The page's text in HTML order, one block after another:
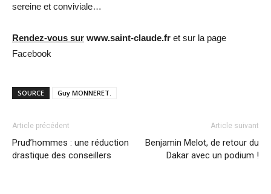
sereine et conviviale…
Rendez-vous sur www.saint-claude.fr et sur la page
Facebook
SOURCE Guy MONNERET.
Article précédent
Prud’hommes : une réduction
drastique des conseillers
Article suivant
Benjamin Melot, de retour du
Dakar avec un podium !